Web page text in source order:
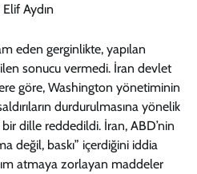
Elif Aydın
eden gerginlikte, yapılan
sonucu vermedi. İran devlet
göre, Washington yönetiminin
durdurulmasına yönelik
dille reddedildi. İran, ABD’nin
değil, baskı” içerdiğini iddia
atmaya zorlayan maddeler